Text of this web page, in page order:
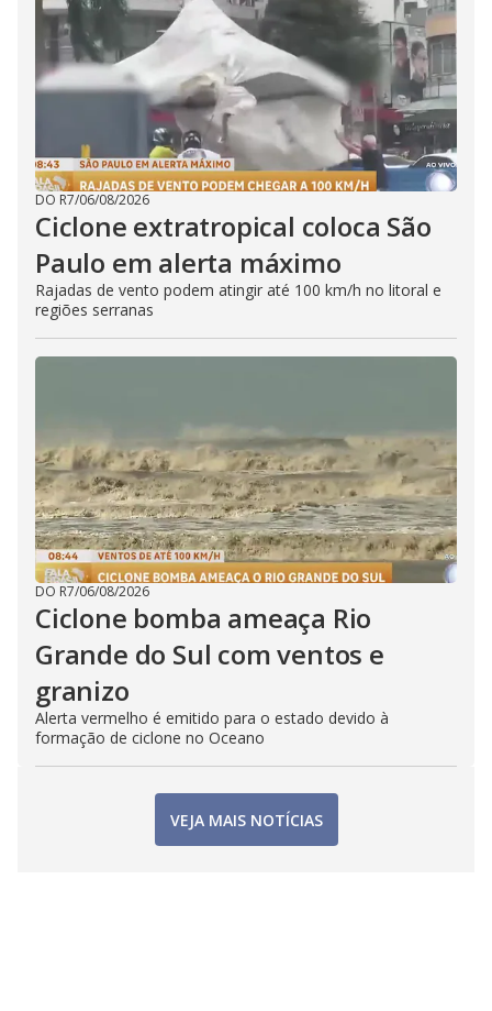
DO R7/06/08/2026
Ciclone extratropical coloca São
Paulo em alerta máximo
Rajadas de vento podem atingir até 100 km/h no litoral e
regiões serranas
DO R7/06/08/2026
Ciclone bomba ameaça Rio
Grande do Sul com ventos e
granizo
Alerta vermelho é emitido para o estado devido à
formação de ciclone no Oceano
VEJA MAIS NOTÍCIAS